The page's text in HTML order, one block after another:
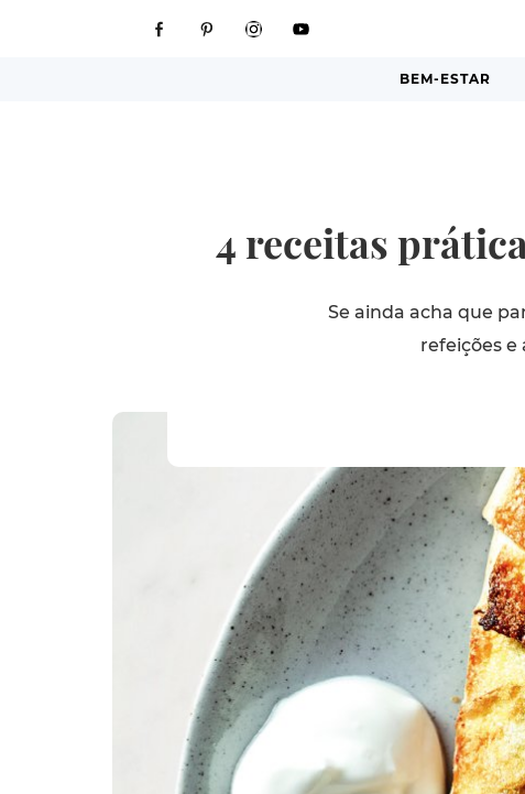
BEM-ESTAR
4 receitas
Se ainda acha que
refeições e